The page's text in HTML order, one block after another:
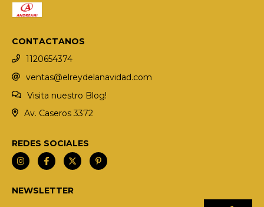
CONTACTANOS
1120654374
ventas@elreydelanavidad.com
Visita nuestro Blog!
Av. Caseros 3372
REDES SOCIALES
NEWSLETTER